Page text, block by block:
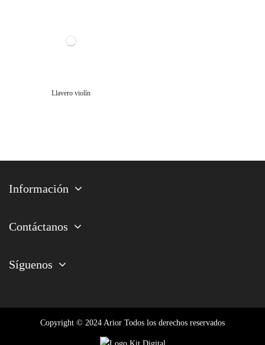
Llavero violín
Información
Contáctanos
Síguenos
Copyright © 2024 Arior Todos los derechos reservados